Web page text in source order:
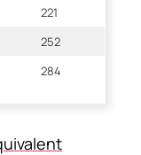
221
252
284